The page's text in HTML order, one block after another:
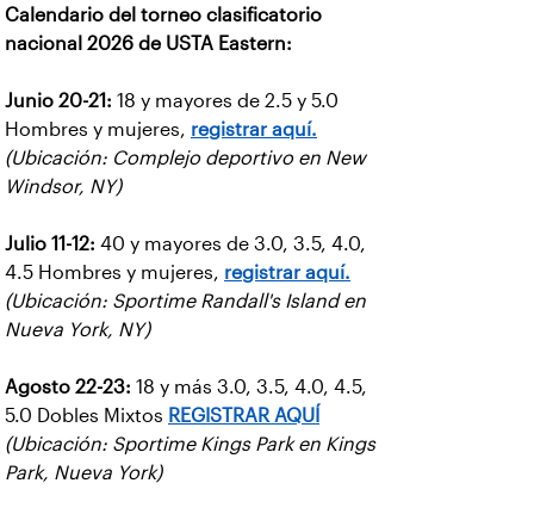
Calendario del torneo clasificatorio
nacional 2026 de USTA Eastern:
Junio 20-21: 18 y mayores de 2.5 y 5.0
Hombres y mujeres, registrar aquí.
(Ubicación: Complejo deportivo en New
Windsor, NY)
Julio 11-12: 40 y mayores de 3.0, 3.5, 4.0,
4.5 Hombres y mujeres, registrar aquí.
(Ubicación: Sportime Randall's Island en
Nueva York, NY)
Agosto 22-23: 18 y más 3.0, 3.5, 4.0, 4.5,
5.0 Dobles Mixtos REGISTRAR AQUÍ
(Ubicación: Sportime Kings Park en Kings
Park, Nueva York)